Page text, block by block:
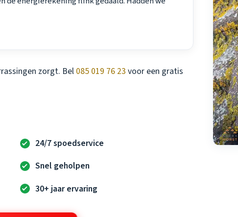
zorgt. Bel 085 019 76 23 voor een gratis
24/7 spoedservice
Snel geholpen
30+ jaar ervaring